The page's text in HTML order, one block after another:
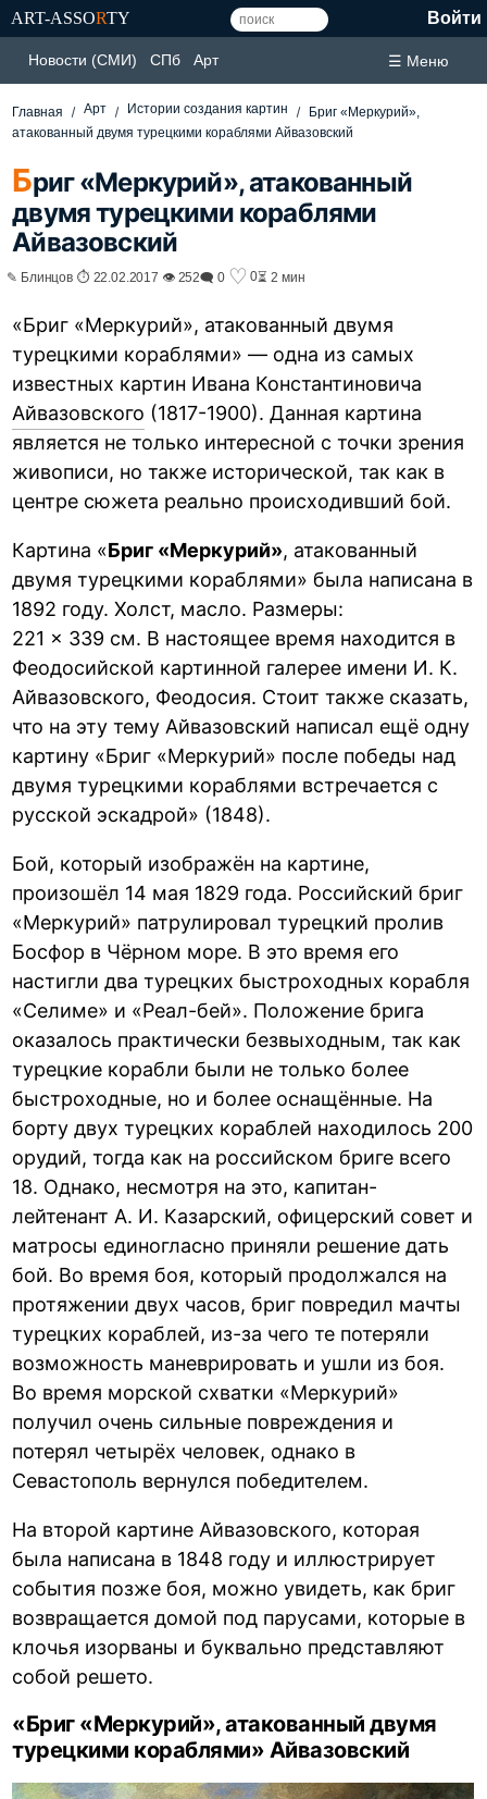
ART-ASSORTY Войти
Новости (СМИ) СПб Арт ☰ Меню
Главная Арт Истории создания картин
Бриг «Меркурий»,
атакованный двумя турецкими кораблями Айвазовский
Бриг «Меркурий», атакованный
двумя турецкими кораблями
Айвазовский
✎ Блинцов ⏱ 22.02.2017 👁 252🗨 0 ♡ 0⏳ 2 мин
«Бриг «Меркурий», атакованный двумя
турецкими кораблями» — одна из самых
известных картин Ивана Константиновича
Айвазовского (1817-1900). Данная картина
является не только интересной с точки зрения
живописи, но также исторической, так как в
центре сюжета реально происходивший бой.
Картина «Бриг «Меркурий», атакованный
двумя турецкими кораблями» была написана в
1892 году. Холст, масло. Размеры:
221 × 339 см. В настоящее время находится в
Феодосийской картинной галерее имени И. К.
Айвазовского, Феодосия. Стоит также сказать,
что на эту тему Айвазовский написал ещё одну
картину «Бриг «Меркурий» после победы над
двумя турецкими кораблями встречается с
русской эскадрой» (1848).
Бой, который изображён на картине,
произошёл 14 мая 1829 года. Российский бриг
«Меркурий» патрулировал турецкий пролив
Босфор в Чёрном море. В это время его
настигли два турецких быстроходных корабля
«Селиме» и «Реал-бей». Положение брига
оказалось практически безвыходным, так как
турецкие корабли были не только более
быстроходные, но и более оснащённые. На
борту двух турецких кораблей находилось 200
орудий, тогда как на российском бриге всего
18. Однако, несмотря на это, капитан-
лейтенант А. И. Казарский, офицерский совет и
матросы единогласно приняли решение дать
бой. Во время боя, который продолжался на
протяжении двух часов, бриг повредил мачты
турецких кораблей, из-за чего те потеряли
возможность маневрировать и ушли из боя.
Во время морской схватки «Меркурий»
получил очень сильные повреждения и
потерял четырёх человек, однако в
Севастополь вернулся победителем.
На второй картине Айвазовского, которая
была написана в 1848 году и иллюстрирует
события позже боя, можно увидеть, как бриг
возвращается домой под парусами, которые в
клочья изорваны и буквально представляют
собой решето.
«Бриг «Меркурий», атакованный двумя
турецкими кораблями» Айвазовский